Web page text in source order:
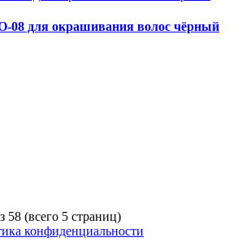
08 для окрашивания волос чёрный
58 (всего 5 страниц)
конфиденциальности